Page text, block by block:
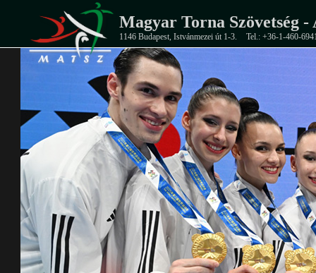
Magyar Torna Szövetség -
1146 Budapest, Istvánmezei út 1-3. Tel.: +36-1-460-